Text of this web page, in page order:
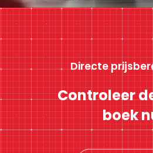
Directe
Controleer
boek